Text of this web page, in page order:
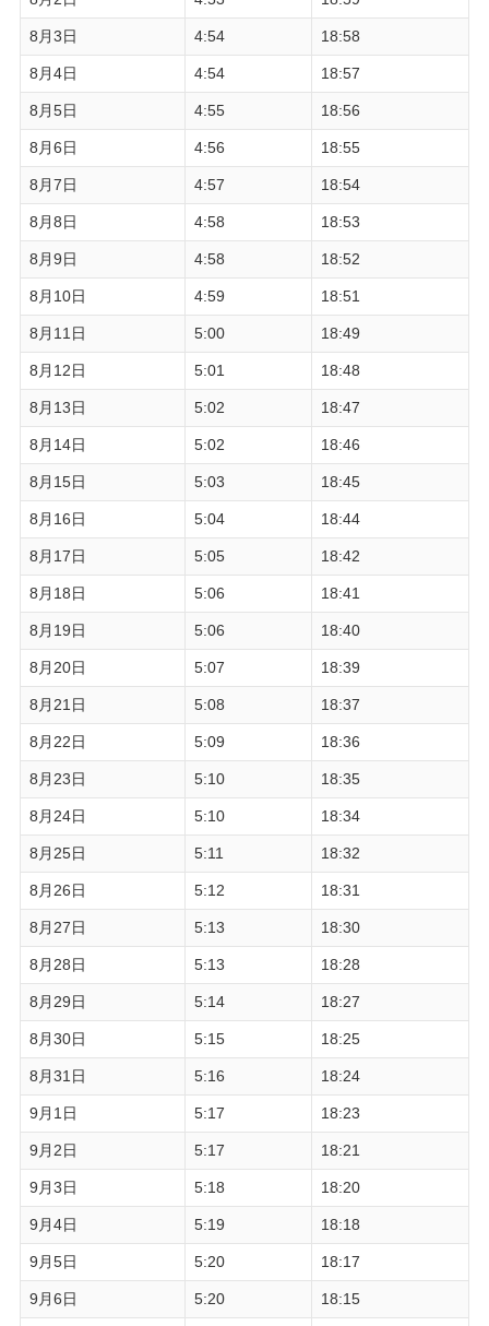
8月3日 4:54 18:58
8月4日 4:54 18:57
8月5日 4:55 18:56
8月6日 4:56 18:55
8月7日 4:57 18:54
8月8日 4:58 18:53
8月9日 4:58 18:52
8月10日 4:59 18:51
8月11日 5:00 18:49
8月12日 5:01 18:48
8月13日 5:02 18:47
8月14日 5:02 18:46
8月15日 5:03 18:45
8月16日 5:04 18:44
8月17日 5:05 18:42
8月18日 5:06 18:41
8月19日 5:06 18:40
8月20日 5:07 18:39
8月21日 5:08 18:37
8月22日 5:09 18:36
8月23日 5:10 18:35
8月24日 5:10 18:34
8月25日 5:11 18:32
8月26日 5:12 18:31
8月27日 5:13 18:30
8月28日 5:13 18:28
8月29日 5:14 18:27
8月30日 5:15 18:25
8月31日 5:16 18:24
9月1日 5:17 18:23
9月2日 5:17 18:21
9月3日 5:18 18:20
9月4日 5:19 18:18
9月5日 5:20 18:17
9月6日 5:20 18:15